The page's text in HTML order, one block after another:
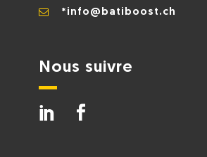
*info@batiboost.ch
Nous suivre